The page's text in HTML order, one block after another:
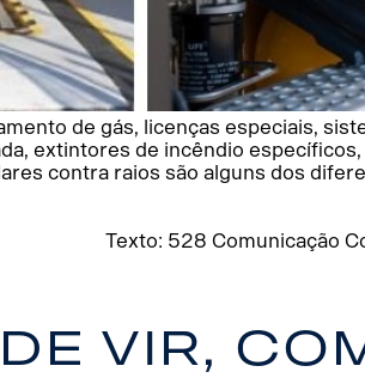
de gás, licenças especiais,
extintores de incêndio
contra raios são alguns dos
Texto: 528 Comunicação
vir,